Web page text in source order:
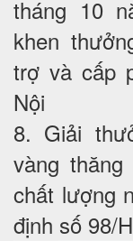
tháng 10
khen
trợ và cấp
Nội
8. Giải
vàng
chất lượng
định số 98/